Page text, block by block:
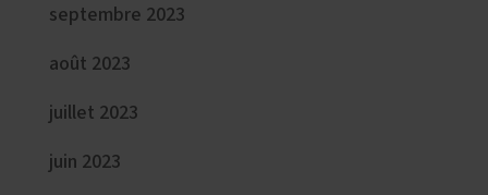
septembre 2023
août 2023
juillet 2023
juin 2023